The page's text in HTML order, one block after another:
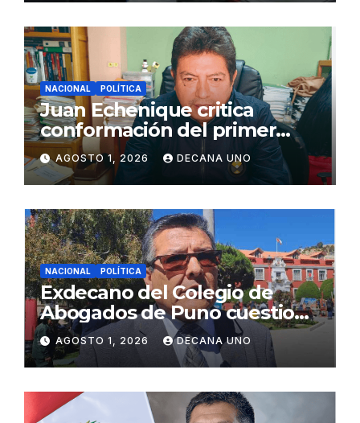
NACIONAL POLÍTICA
Juan Echenique critica
conformación del primer
gabinete ministerial de Keiko
Fujimori
AGOSTO 1, 2026 DECANA UNO
NACIONAL POLÍTICA
Exdecano del Colegio de
Abogados de Puno cuestiona
propuestas sobre seguridad
ciudadana
AGOSTO 1, 2026 DECANA UNO